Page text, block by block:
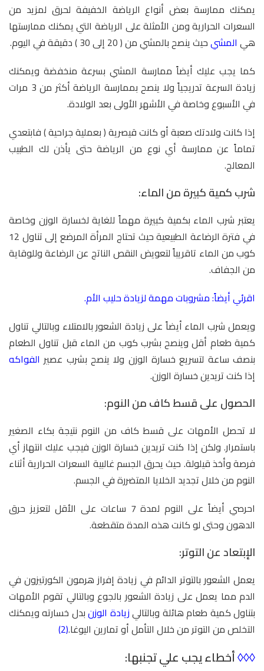
يمكنك ممارسة بعض أنواع الرياضة الخفيفة لحرق لمزيد من
السعرات الحرارية ومن الأمثلة على الرياضة التي يمكنك ممارستها
هي المشيحيث ينصح بالمشي من ( 20 إلى 30 ) دقيقة في اليوم.
كما يجب عليك أيضاً ممارسة المشي بسرعة منخفضة ويمكنك
زيادة السرعة تدريجياً ولا ينصح بممارسة الرياضة أكثر من 3 مرات
في الأسبوع وخاصة في الأشهر الأولى بعد الولادة.
إذا كانت ولادتك صعبة أو كانت قيصرية ( بعملية جراحية ) فابتعدي
تماماً عن ممارسة أي نوع من الرياضة حتى يأذن لك الطبيب
المعالج.
شرب كمية كبيرة من الماء:
يعتبر شرب الماء بكمية كبيرة مهماً للغاية لخسارة الوزن وخاصة
في فترة الرضاعة الطبيعية حيث تحتاج المرأة المرضع إلى تناول 12
كوب من الماء تاقريباً لتعويض النقص الناتج عن الرضاعة وللوقاية
من الجفاف.
اقرئي أيضاً:مشروبات مهمة لزيادة حليب الأم.
ويعمل شرب الماء أيضاً على زيادة الشعور بالامتلاء وبالتالي تناول
كمية طعام أقل وينصح بشرب كوب من الماء قبل تناول الطعام
بنصف ساعة لتسريع خسارة الوزن ولا ينصح بشرب عصير الفواكه
إذا كنت تريدين خسارة الوزن.
الحصول على قسط كاف من النوم:
لا تحصل الأمهات على قسط كاف من النوم نتيجة بكاء الصغير
باستمرار. ولكن إذا كنت تريدين خسارة الوزن فيجب عليك انتهاز أي
فرصة وأخذ قيلولة. حيث يحرق الجسم غالبية السعرات الحرارية أثناء
النوم من خلال تجديد الخلايا المتضررة في الجسم.
احرصي أيضاً على النوم لمدة 7 ساعات على الأقل لتعزيز حرق
الدهون وحتى لو كانت هذه المدة متقطعة.
الإبتعاد عن التوتر:
يعمل الشعور بالتوتر الدائم في زيادة إفراز هرمون الكورتيزون في
الدم مما يعمل على زيادة الشعور بالجوع وبالتالي تقوم الأمهات
بتناول كمية طعام هائلة وبالتاليزيادة الوزنبدل خسارته ويمكنك
التخلص من التوتر من خلال التأمل أو تمارين اليوغا.(2)
◊◊◊أخطاء يجب علي تجنبها: